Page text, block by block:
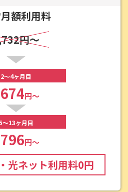
額利用料
円～
2～4ヶ月目
円～
～13ヶ月目
円～
光ネット利用料0円